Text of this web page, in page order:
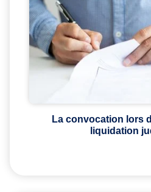
La convocation lors
liquidation